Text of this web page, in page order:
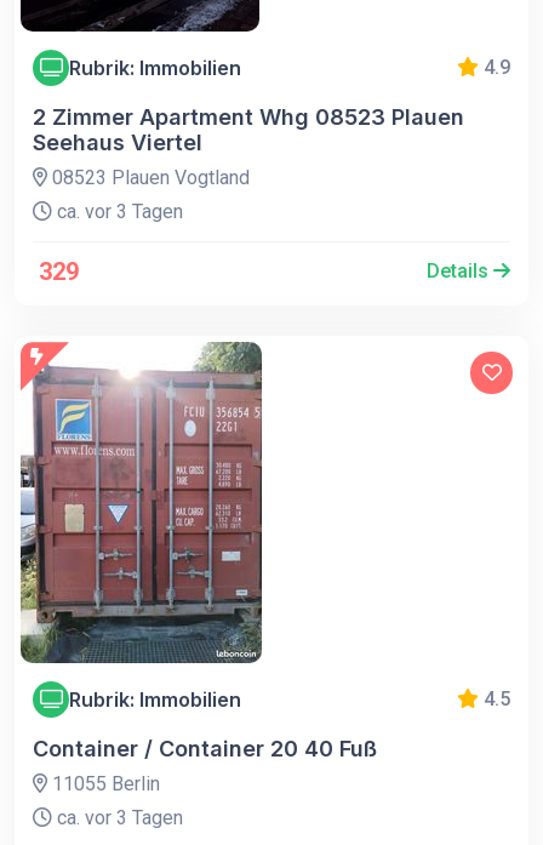
Rubrik: Immobilien 4.9
2 Zimmer Apartment Whg 08523 Plauen
Seehaus Viertel
08523 Plauen Vogtland
ca. vor 3 Tagen
329 Details
Rubrik: Immobilien 4.5
Container / Container 20 40 Fuß
11055 Berlin
ca. vor 3 Tagen